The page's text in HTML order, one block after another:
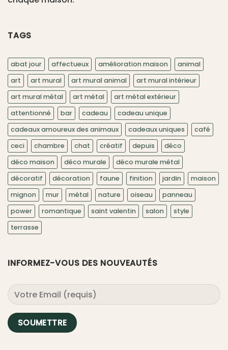
TAGS
abat jour affectueux amélioration maison
animal
art
art mural art mural animal
art mural intérieur
art mural métal
art métal
art métal extérieur
attentionné
bar cadeau
cadeau unique
cadeaux amoureux des animaux
cadeaux uniques
café
ceci
chambre chat créatif depuis
déco
déco maison
déco murale
déco murale métal
décoratif
décoration faune finition jardin
maison
mignon
mur métal nature oiseau
panneau
power
romantique saint valentin salon
style
terrasse
INFORMEZ-VOUS DES NOUVEAUTÉS